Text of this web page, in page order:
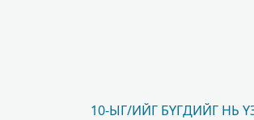
10-ЫГ/ИЙГ БҮГДИЙГ НЬ